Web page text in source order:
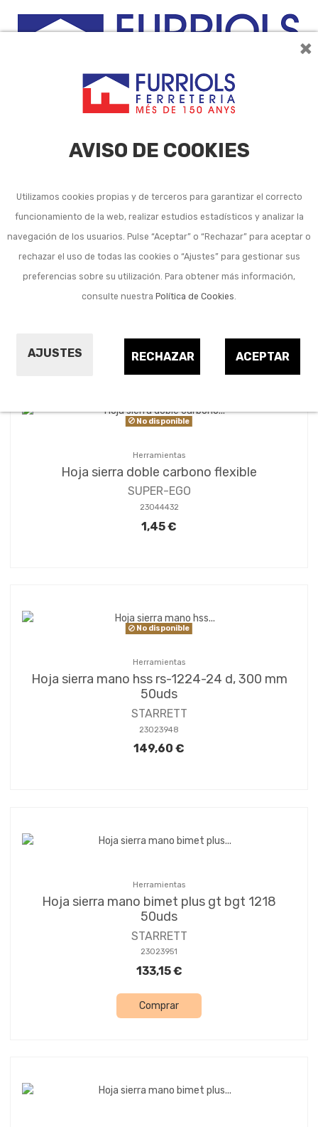
×
AVISO DE COOKIES
Utilizamos cookies propias y de terceros para garantizar el correcto
funcionamiento de la web, realizar estudios estadísticos y analizar la
navegación de los usuarios. Pulse “Aceptar” o “Rechazar” para aceptar o
rechazar el uso de todas las cookies o “Ajustes” para gestionar sus
preferencias sobre su utilización. Para obtener más información,
consulte nuestra Política de Cookies.
AJUSTES ACEPTAR
RECHAZAR
Sierra de arco y hojas de
sierra de mano
No disponible
Herramientas
Hoja sierra doble carbono flexible
SUPER-EGO
23044432
1,45 €
No disponible
Herramientas
Hoja sierra mano hss rs-1224-24 d, 300 mm
50uds
STARRETT
23023948
149,60 €
Herramientas
Hoja sierra mano bimet plus gt bgt 1218
50uds
STARRETT
23023951
133,15 €
Comprar